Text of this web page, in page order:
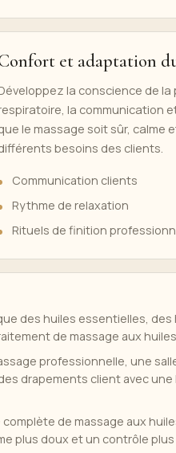
et adaptation
la conscience de
la communication
le massage soit sûr, calme
besoins des clients.
Communication clients
Rythme de relaxation
Rituels de finition
des huiles essentielles,
de massage aux
professionnelle, une
drapements client avec
de massage aux
plus doux et un contrôle plus